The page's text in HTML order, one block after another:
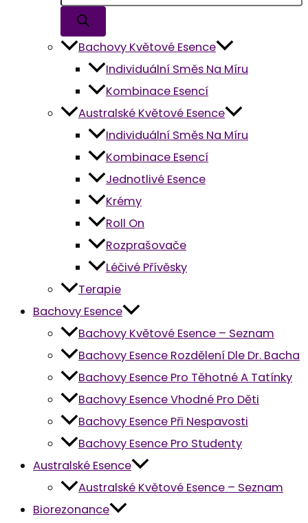
Bachovy Květové Esence
Individuální Směs Na Míru
Kombinace Esencí
Australské Květové Esence
Individuální Směs Na Míru
Kombinace Esencí
Jednotlivé Esence
Krémy
Roll On
Rozprašovače
Léčivé Přívěsky
Terapie
Bachovy Esence
Bachovy Květové Esence – Seznam
Bachovy Esence Rozdělení Dle Dr. Bacha
Bachovy Esence Pro Těhotné A Tatínky
Bachovy Esence Vhodné Pro Děti
Bachovy Esence Při Nespavosti
Bachovy Esence Pro Studenty
Australské Esence
Australské Květové Esence – Seznam
Biorezonance